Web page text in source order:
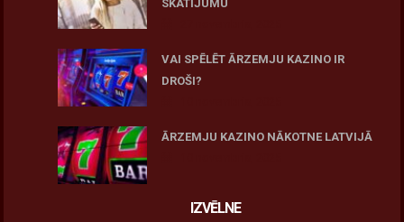
SKATĪJUMU
VAI SPĒLĒT ĀRZEMJU KAZINO IR
DROŠI?
ĀRZEMJU KAZINO NĀKOTNE LATVIJĀ
IZVĒLNE